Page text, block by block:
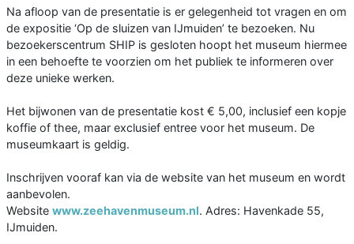
Na afloop van de presentatie is er gelegenheid tot vragen en om
de expositie ‘Op de sluizen van IJmuiden’ te bezoeken. Nu
bezoekerscentrum SHIP is gesloten hoopt het museum hiermee
in een behoefte te voorzien om het publiek te informeren over
deze unieke werken.
Het bijwonen van de presentatie kost € 5,00, inclusief een kopje
koffie of thee, maar exclusief entree voor het museum. De
museumkaart is geldig.
Inschrijven vooraf kan via de website van het museum en wordt
aanbevolen.
Website www.zeehavenmuseum.nl. Adres: Havenkade 55,
IJmuiden.